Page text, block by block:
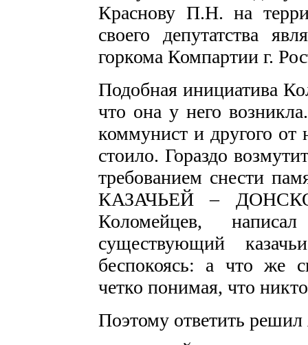
Краснову П.Н. на
своего депутатства
горкома Компартии г.
Подобная инициатива
что она у него
коммунист и другого от
стоило. Гораздо
требованием снести
КАЗАЧЬЕЙ –
Коломейцев,
существующий
беспокоясь: а что же
четко понимая, что
Поэтому ответить